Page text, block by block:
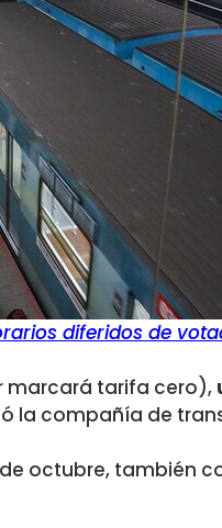
diferidos de
marcará tarifa cero),
la compañía de
octubre, también